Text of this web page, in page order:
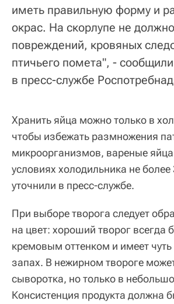
иметь правильную форму и
окрас. На скорлупе не
повреждений, кровяных
птичьего помета", -
в пресс-службе
Хранить яйца можно только в
чтобы избежать размножения
микроорганизмов, вареные яйца
условиях холодильника не более
уточнили в пресс-службе.
При выборе творога следует
на цвет: хороший творог всегда
кремовым оттенком и имеет
запах. В нежирном твороге
сыворотка, но только в
Консистенция продукта должна